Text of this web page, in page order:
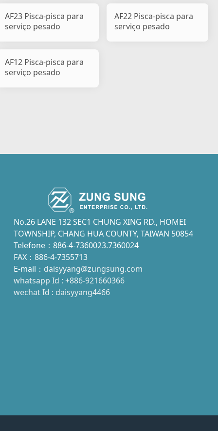
AF23 Pisca-pisca para
serviço pesado
AF22 Pisca-pisca para
serviço pesado
AF12 Pisca-pisca para
serviço pesado
No.26 LANE 132 SEC1 CHUNG XING RD., HOMEI
TOWNSHIP, CHANG HUA COUNTY, TAIWAN 50854
Telefone：886-4-7360023.7360024
FAX：886-4-7355713
E-mail： daisyyang@zungsung.com
whatsapp Id : +886-921660366
wechat Id : daisyyang4466